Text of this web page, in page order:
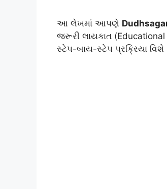
આ લેખમાં આપણે
જરૂરી લાયકાત
સ્ટેપ-બાય-સ્ટેપ પ્રક્રિયા વિશે